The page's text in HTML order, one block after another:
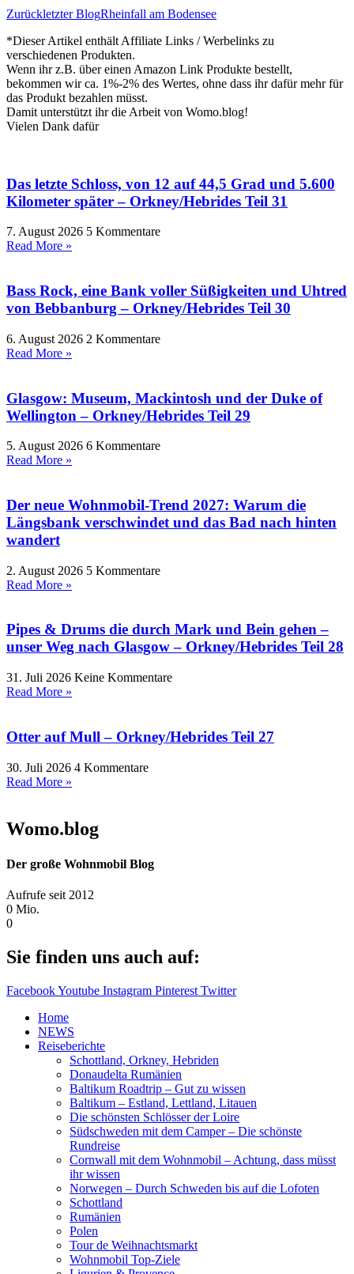
Zurückletzter BlogRheinfall am Bodensee
*Dieser Artikel enthält Affiliate Links / Werbelinks zu
verschiedenen Produkten.
Wenn ihr z.B. über einen Amazon Link Produkte bestellt,
bekommen wir ca. 1%-2% des Wertes, ohne dass ihr dafür mehr für
das Produkt bezahlen müsst.
Damit unterstützt ihr die Arbeit von Womo.blog!
Vielen Dank dafür
Das letzte Schloss, von 12 auf 44,5 Grad und 5.600
Kilometer später – Orkney/Hebrides Teil 31
7. August 2026 5 Kommentare
Read More »
Bass Rock, eine Bank voller Süßigkeiten und Uhtred
von Bebbanburg – Orkney/Hebrides Teil 30
6. August 2026 2 Kommentare
Read More »
Glasgow: Museum, Mackintosh und der Duke of
Wellington – Orkney/Hebrides Teil 29
5. August 2026 6 Kommentare
Read More »
Der neue Wohnmobil-Trend 2027: Warum die
Längsbank verschwindet und das Bad nach hinten
wandert
2. August 2026 5 Kommentare
Read More »
Pipes & Drums die durch Mark und Bein gehen –
unser Weg nach Glasgow – Orkney/Hebrides Teil 28
31. Juli 2026 Keine Kommentare
Read More »
Otter auf Mull – Orkney/Hebrides Teil 27
30. Juli 2026 4 Kommentare
Read More »
Womo.blog
Der große Wohnmobil Blog​
Aufrufe seit 2012
0 Mio.
0
Sie finden uns auch auf:
FacebookYoutube Instagram Pinterest Twitter
Home
NEWS
Reiseberichte
Schottland, Orkney, Hebriden
Donaudelta Rumänien
Baltikum Roadtrip – Gut zu wissen
Baltikum – Estland, Lettland, Litauen
Die schönsten Schlösser der Loire
Südschweden mit dem Camper – Die schönste
Rundreise
Cornwall mit dem Wohnmobil – Achtung, dass müsst
ihr wissen
Norwegen – Durch Schweden bis auf die Lofoten
Schottland
Rumänien
Polen
Tour de Weihnachtsmarkt
Wohnmobil Top-Ziele